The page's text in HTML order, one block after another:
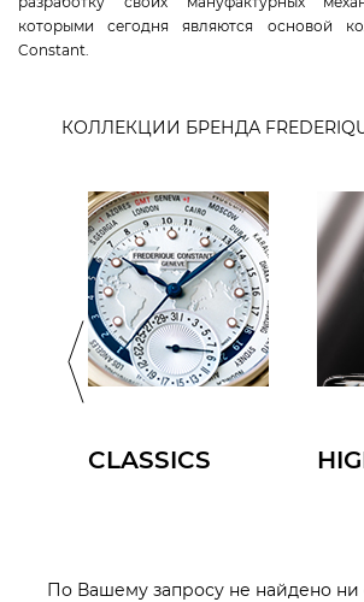
КОЛЛЕКЦИИ
High Life
которыми сегодня являются основой
Constant.
КОЛЛЕКЦИИ БРЕНДА
CLASSICS
По Вашему запросу не найдено